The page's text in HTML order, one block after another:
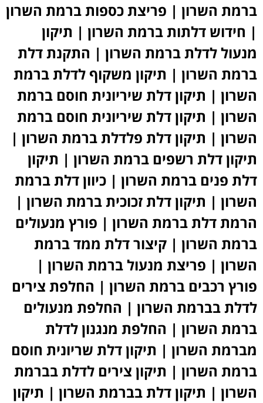
ברמת השרון | פריצת כספות ברמת השרון
| חידוש דלתות ברמת השרון | תיקון
מנעול לדלת ברמת השרון | התקנת דלת
ברמת השרון | תיקון משקוף לדלת ברמת
השרון | תיקון דלת שיריונית חוסם ברמת
השרון | תיקון דלת שיריונית חוסם ברמת
השרון | תיקון דלת פלדלת ברמת השרון |
תיקון דלת רשפים ברמת השרון | תיקון
דלת פנים ברמת השרון | כיוון דלת ברמת
השרון | תיקון דלת זכוכית ברמת השרון |
הרמת דלת ברמת השרון | פורץ מנעולים
ברמת השרון | קיצור דלת ממד ברמת
השרון | פריצת מנעול ברמת השרון |
פורץ רכבים ברמת השרון | החלפת צירים
לדלת בברמת השרון | החלפת מנעולים
ברמת השרון | החלפת מנגנון לדלת
מברמת השרון | תיקון דלת שריונית חוסם
ברמת השרון | תיקון צירים לדלת בברמת
השרון | תיקון דלת בברמת השרון | תיקון